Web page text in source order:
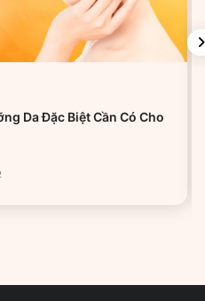
Da Đặc Biệt Cần Có Cho